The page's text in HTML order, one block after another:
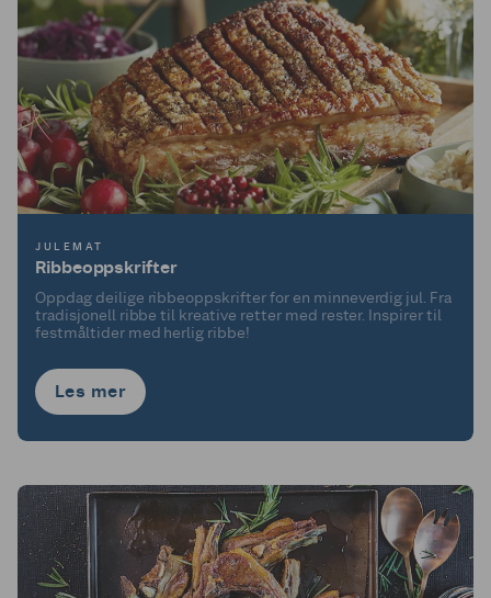
JULEMAT
Ribbeoppskrifter
Oppdag deilige ribbeoppskrifter for en minneverdig jul. Fra
tradisjonell ribbe til kreative retter med rester. Inspirer til
festmåltider med herlig ribbe!
Les mer